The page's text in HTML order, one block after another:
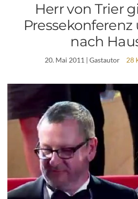
Herr von Trier
nach
20. Mai 2011 | Gastautor 28